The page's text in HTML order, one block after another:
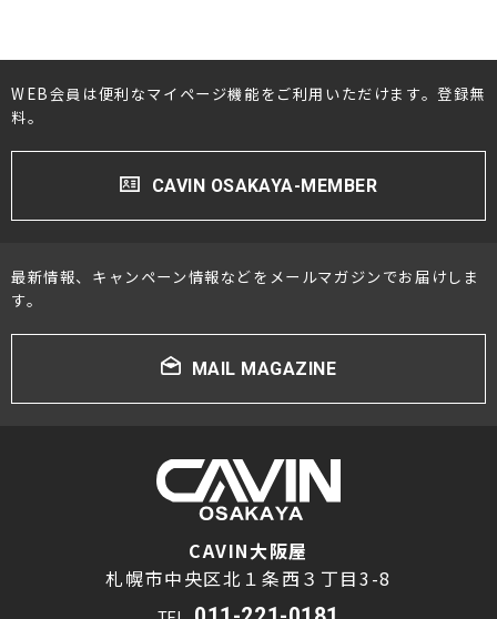
WEB会員は便利なマイページ機能をご利用いただけます。登録無
料。
CAVIN OSAKAYA-MEMBER
最新情報、キャンペーン情報などをメールマガジンでお届けしま
す。
MAIL MAGAZINE
CAVIN大阪屋
札幌市中央区北１条西３丁目3-8